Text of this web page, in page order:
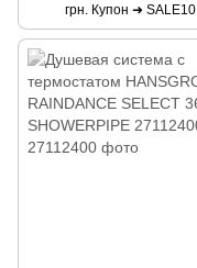
грн. Купон ➜ SALE10